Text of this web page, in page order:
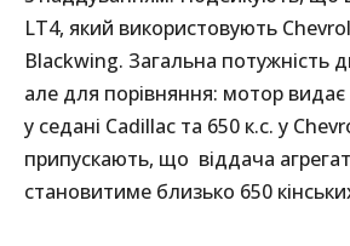
LT4, який використовують
Blackwing. Загальна потужність
але для порівняння: мотор видає
у седані Cadillac та 650 к.с. у
припускають, що віддача
становитиме близько 650